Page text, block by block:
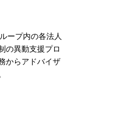
ープ内の各法人
の異動支援プロ
からアドバイザ